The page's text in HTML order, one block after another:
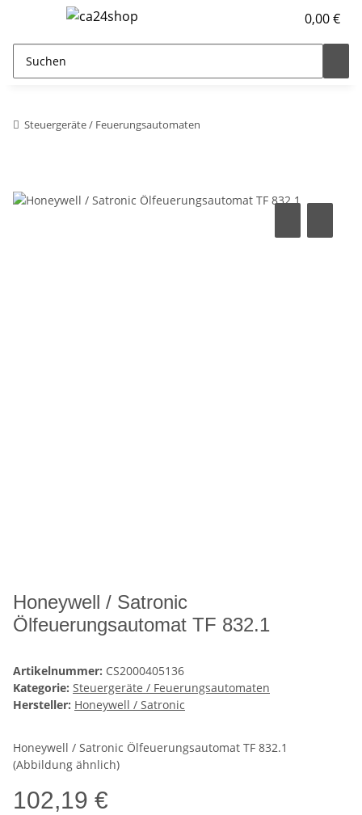
0,00 €
Steuergeräte / Feuerungsautomaten
Honeywell / Satronic
Ölfeuerungsautomat TF 832.1
Artikelnummer: CS2000405136
Kategorie: Steuergeräte / Feuerungsautomaten
Hersteller: Honeywell / Satronic
Honeywell / Satronic Ölfeuerungsautomat TF 832.1
(Abbildung ähnlich)
102,19 €